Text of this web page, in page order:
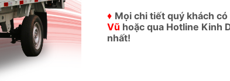
♦ Mọi chi tiết quý khách
Vũ hoặc qua Hotline Kinh
nhất!